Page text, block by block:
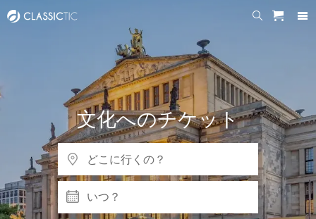
文化へのチケット
いつ？